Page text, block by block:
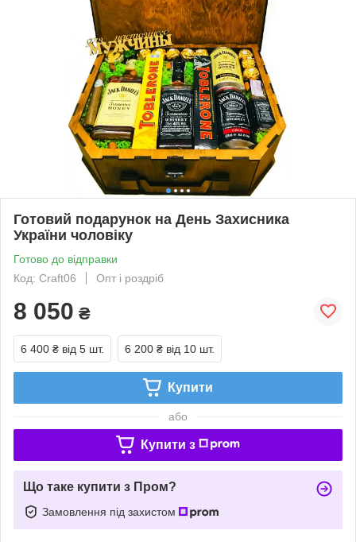
Готовий подарунок на День Захисника
України чоловіку
Готово до відправки
Код: Craft06
Опт і роздріб
8 050 ₴
6 400 ₴ від 5 шт. 6 200 ₴ від 10 шт.
Купити
або
Купити з
Що таке купити з Пром?
Замовлення під захистом